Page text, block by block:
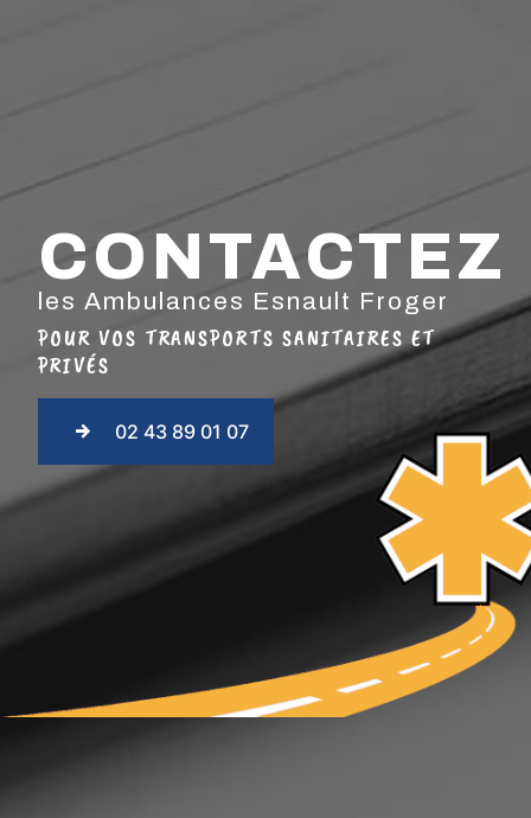
CONTACTEZ
les Ambulances Esnault Froger
POUR VOS TRANSPORTS SANITAIRES ET
PRIVÉS
02 43 89 01 07